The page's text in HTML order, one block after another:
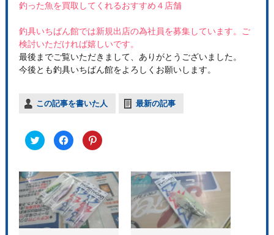
釣った魚を買取してくれるおすすめ４店舗
釣具いちばん館では新規出店の為社員を募集しています。ご
検討いただければ嬉しいです。
最後までご覧いただきまして、ありがとうございました。
今後とも釣具いちばん館をよろしくお願いします。
この記事を書いた人 最新の記事
ク
リ
て
T
w
i
t
t
e
r
F
a
o
o
k
で
共
有
す
る
ク
リ
て
P
i
n
t
e
r
e